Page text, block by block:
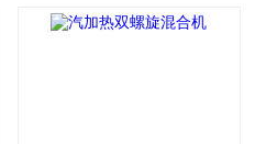
油炉，导热油炉生产基地